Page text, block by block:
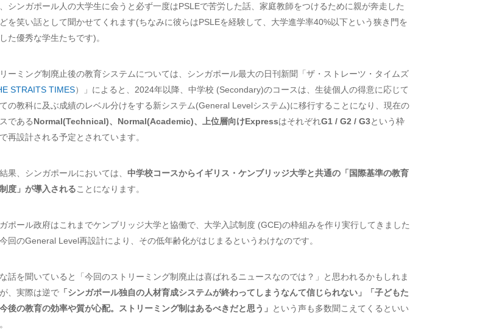
シンガポール人の大学生に会うと必ず一度はPSLEで苦労した話、家庭教師をつけるために親が奔走した
を笑い話として聞かせてくれます(ちなみに彼らはPSLEを経験して、大学進学率40%以下という狭き門を
た優秀な学生たちです)。
ーミング制廃止後の教育システムについては、シンガポール最大の日刊新聞「ザ・ストレーツ・タイムズ
STRAITS TIMES）」によると、2024年以降、中学校 (Secondary)のコースは、生徒個人の得意に応じて
の教科に及ぶ成績のレベル分けをする新システム(General Levelシステム)に移行することになり、現在の
であるNormal(Technical)、Normal(Academic)、上位層向けExpressはそれぞれG1 / G2 / G3という枠
再設計される予定とされています。
果、シンガポールにおいては、 中学校コースからイギリス・ケンブリッジ大学と共通の「国際基準の教育
度」が導入されることになります。
ポール政府はこれまでケンブリッジ大学と協働で、大学入試制度 (GCE)の枠組みを作り実行してきました
回のGeneral Level再設計により、その低年齢化がはじまるというわけなのです。
話を聞いていると「今回のストリーミング制廃止は喜ばれるニュースなのでは？」と思われるかもしれま
、実際は逆で 「シンガポール独自の人材育成システムが終わってしまうなんて信じられない」「子どもた
後の教育の効率や質が心配。ストリーミング制はあるべきだと思う」 という声も多数聞こえてくるといい